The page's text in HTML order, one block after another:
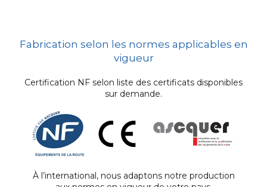
Fabrication selon les normes applicables en
vigueur
Certification NF selon liste des certificats disponibles
sur demande.
À l’international, nous adaptons notre production